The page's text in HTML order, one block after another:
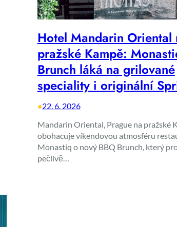
Hotel Mandarin Oriental
pražské Kampě:
Brunch láká na grilované
speciality i originální
•22. 6. 2026
Mandarin Oriental, Prague na pražské
obohacuje víkendovou atmosféru
Monastiq o nový BBQ Brunch, který
pečlivě…